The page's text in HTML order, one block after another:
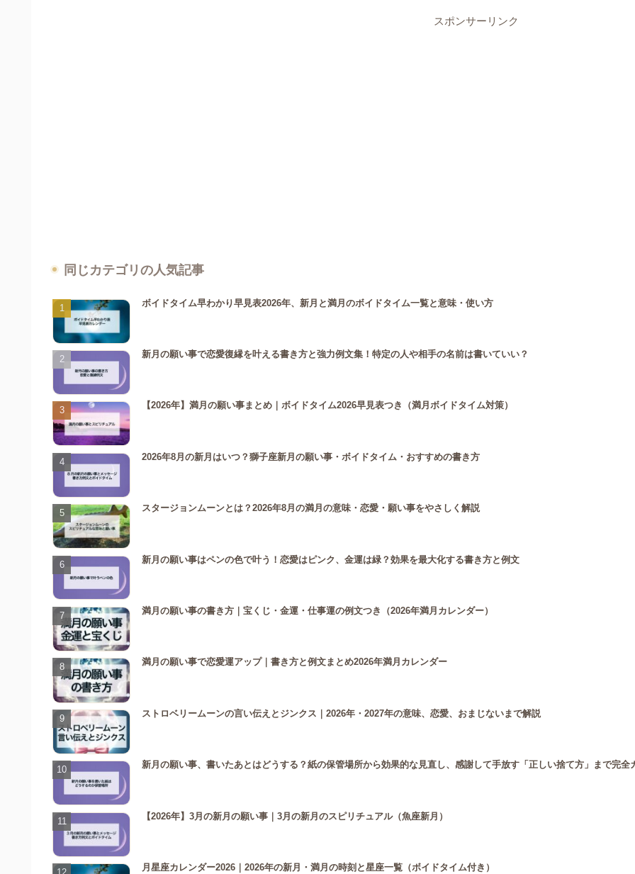
スポンサーリンク
同じカテゴリの人気記事
ボイドタイム早わかり早見表2026年、新月と満月のボイドタイム一覧と意味・使い方
新月の願い事で恋愛復縁を叶える書き方と強力例文集！特定の人や相手の名前は書いていい？
【2026年】満月の願い事まとめ｜ボイドタイム2026早見表つき（満月ボイドタイム対策）
2026年8月の新月はいつ？獅子座新月の願い事・ボイドタイム・おすすめの書き方
スタージョンムーンとは？2026年8月の満月の意味・恋愛・願い事をやさしく解説
新月の願い事はペンの色で叶う！恋愛はピンク、金運は緑？効果を最大化する書き方と例文
満月の願い事の書き方｜宝くじ・金運・仕事運の例文つき（2026年満月カレンダー）
満月の願い事で恋愛運アップ｜書き方と例文まとめ2026年満月カレンダー
ストロベリームーンの言い伝えとジンクス｜2026年・2027年の意味、恋愛、おまじないまで解説
新月の願い事、書いたあとはどうする？紙の保管場所から効果的な見直し、感謝して手放す「正しい捨て方」まで完全
【2026年】3月の新月の願い事｜3月の新月のスピリチュアル（魚座新月）
月星座カレンダー2026｜2026年の新月・満月の時刻と星座一覧（ボイドタイム付き）